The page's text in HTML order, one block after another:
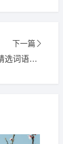
下一篇
抛眉传情送秋波是指什么生肖，猜一精选词语解释落实释义